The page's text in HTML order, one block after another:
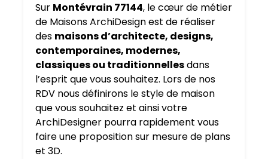
Sur Montévrain 77144, le cœur de métier
de Maisons ArchiDesign est de réaliser
des maisons d’architecte, designs,
contemporaines, modernes,
classiques ou traditionnellesdans
l’esprit que vous souhaitez. Lors de nos
RDV nous définirons le style de maison
que vous souhaitez et ainsi votre
ArchiDesigner pourra rapidement vous
faire une proposition sur mesure de plans
et 3D.